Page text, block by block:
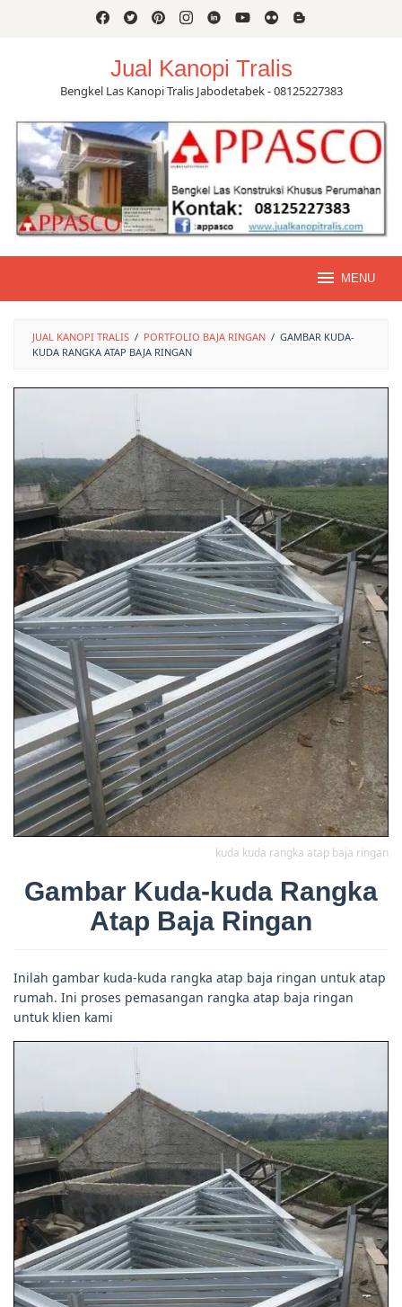
Jual Kanopi Tralis
Bengkel Las Kanopi Tralis Jabodetabek - 08125227383
MENU
JUAL KANOPI TRALIS / PORTFOLIO BAJA RINGAN / GAMBAR KUDA-
KUDA RANGKA ATAP BAJA RINGAN
kuda kuda rangka atap baja ringan
Gambar Kuda-kuda Rangka
Atap Baja Ringan
Inilah gambar kuda-kuda rangka atap baja ringan untuk atap
rumah. Ini proses pemasangan rangka atap baja ringan
untuk klien kami